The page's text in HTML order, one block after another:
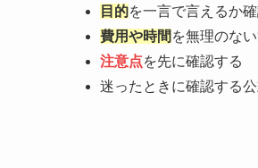
目的を一言で言えるか
費用や時間 を無理のな
注意点を先に確認する
迷ったときに確認する